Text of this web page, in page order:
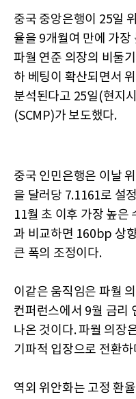
중국 중앙은행이 25일
율을 9개월여 만에 가장
파월 연준 의장의 비둘
하 베팅이 확산되면서
분석된다고 25일(현지
(SCMP)가 보도했다.
중국 인민은행은 이날
을 달러당 7.1161로 설
11월 초 이후 가장 높은
과 비교하면 160bp 상
큰 폭의 조정이다.
이같은 움직임은 파월
컨퍼런스에서 9월 금리
나온 것이다. 파월 의장
기파적 입장으로 전환
역외 위안화는 고정 환